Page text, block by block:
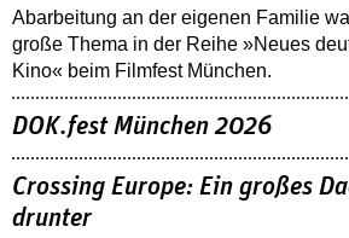
Abarbeitung an der eigenen Familie
große Thema in der Reihe »Neues
Kino« beim Filmfest München.
DOK.fest München 2026
Crossing Europe: Ein großes
drunter